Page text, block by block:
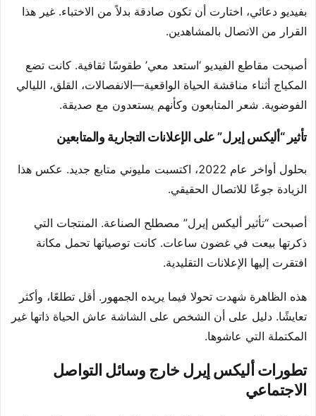
بفيديو دعائي، اختارت أن تكون صادقة بدلاً من الاختباء. غير هذا
القرار من الاتصال بالمشاهدين.
أصبحت مقاطع الفيديو ‘استعد معي’ طقوسًا ثقافية. كانت تضع
المكياج أثناء مناقشة الحياة الواقعية—الانفصالات، القلق، الليالي
الفوضوية. شعر المتابعون وكأنهم يستعدون مع صديقة.
تأثير “أليكس إيرل” على الإعلانات التجارية والمتابعين
بحلول أواخر عام 2022، اكتسبت مليوني متابع جديد. عكس هذا
الزيادة جوعًا للاتصال الحقيقي.
أصبحت “تأثير أليكس إيرل” مصطلح الصناعة. المنتجات التي
ذكرتها بيعت في غضون ساعات. كانت توصياتها تحمل مكانة
افتقرت إليها الإعلانات التقليدية.
هذه الظاهرة شهدت تحولا فيما يريده الجمهور. أقل تطلعًا، وأكثر
تعايشًا. دليل على أن الشخص على الشاشة عاش الحياة ذاتها غير
المكتملة التي عاشوها.
تطورات أليكس إيرل خارج وسائل التواصل
الاجتماعي